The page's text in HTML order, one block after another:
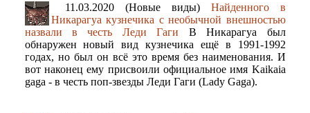
11.03.2020 (Новые виды) Найденного в
Никарагуа кузнечика с необычной внешностью
назвали в честь Леди Гаги В Никарагуа был
обнаружен новый вид кузнечика ещё в 1991-1992
годах, но был он всё это время без наименования. И
вот наконец ему присвоили официальное имя Kaikaia
gaga - в честь поп-звезды Леди Гаги (Lady Gaga).